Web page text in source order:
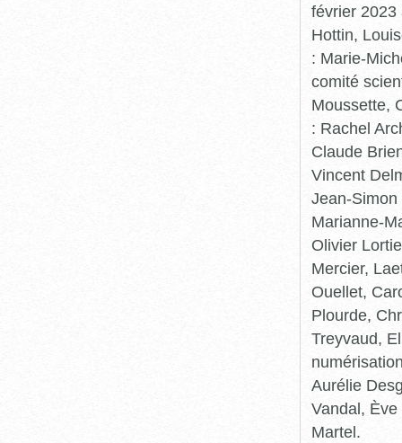
février 2023
Hottin,
: Marie-
comité
Moussette,
: Rachel
Claude
Vincent
Jean-
Marianne-
Olivier
Mercier,
Ouellet,
Plourde,
Treyvaud,
Aurélie
Vandal,
Martel.